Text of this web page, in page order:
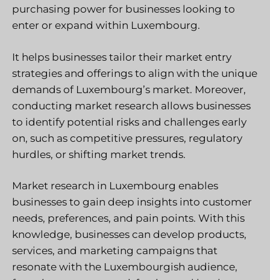
purchasing power for businesses looking to
enter or expand within Luxembourg.
It helps businesses tailor their market entry
strategies and offerings to align with the unique
demands of Luxembourg’s market. Moreover,
conducting market research allows businesses
to identify potential risks and challenges early
on, such as competitive pressures, regulatory
hurdles, or shifting market trends.
Market research in Luxembourg enables
businesses to gain deep insights into customer
needs, preferences, and pain points. With this
knowledge, businesses can develop products,
services, and marketing campaigns that
resonate with the Luxembourgish audience,